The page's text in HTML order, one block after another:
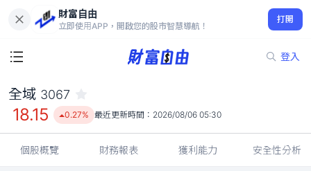
財富自由
立即使用APP，開啟您的股市智慧導航！
打開
登入
18.15
0.27%
全域 3067
18.15 0.27% 最近更新時間： 2026/08/06 05:30
個股概覽 財務報表 獲利能力 安全性分析